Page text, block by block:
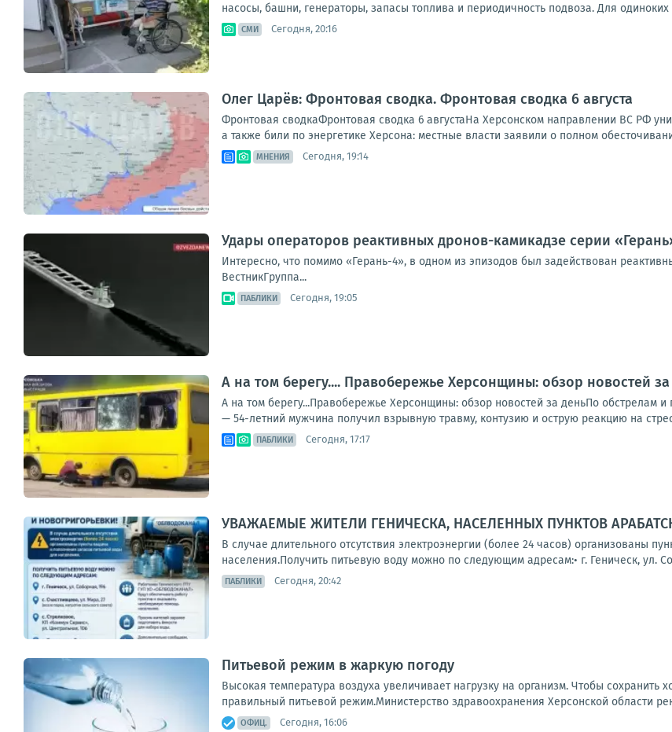
насосы, башни, генераторы, запасы топлива и периодичность подвоза. Для
СМИ Сегодня, 20:16
Олег Царёв: Фронтовая сводка. Фронтовая сводка 6 августа
Фронтовая сводкаФронтовая сводка 6 августаНа Херсонском направлении ВС РФ
а также били по энергетике Херсона: местные власти заявили о полном
МНЕНИЯ Сегодня, 19:14
Удары операторов реактивных дронов-камикадзе серии
Интересно, что помимо «Герань-4», в одном из эпизодов был задействован
ВестникГруппа...
ПАБЛИКИ Сегодня, 19:05
А на том берегу.... Правобережье Херсонщины: обзор новостей
А на том берегу...Правобережье Херсонщины: обзор новостей за деньПо обстрелам
— 54-летний мужчина получил взрывную травму, контузию и острую реакцию на
ПАБЛИКИ Сегодня, 17:17
УВАЖАЕМЫЕ ЖИТЕЛИ ГЕНИЧЕСКА, НАСЕЛЕННЫХ ПУНКТОВ
В случае длительного отсутствия электроэнергии (более 24 часов) организованы
населения.Получить питьевую воду можно по следующим адресам:• г. Геническ, ул.
ПАБЛИКИ Сегодня, 20:42
Питьевой режим в жаркую погоду
Высокая температура воздуха увеличивает нагрузку на организм. Чтобы
правильный питьевой режим.Министерство здравоохранения Херсонской области
ОФИЦ. Сегодня, 16:06